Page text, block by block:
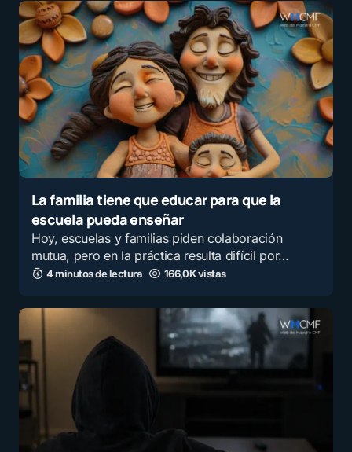
La familia tiene que educar para que la
escuela pueda enseñar
Hoy, escuelas y familias piden colaboración
mutua, pero en la práctica resulta difícil por…
4 minutos de lectura 166,0K vistas